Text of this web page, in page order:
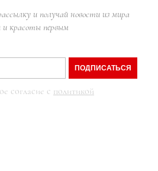
и получай новости из мира
красоты первым
ПОДПИСАТЬСЯ
согласие с политикой